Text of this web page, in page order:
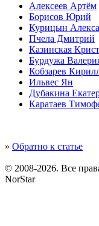
Алексеев Артём
Борисов Юрий
Курицын
Пчела Дмитрий
Казинская
Бурдужа
Кобзарев
Ильвес Ян
Дубакина
Каратаев
» Обратно к статье
© 2008-2026. Все
NorStar